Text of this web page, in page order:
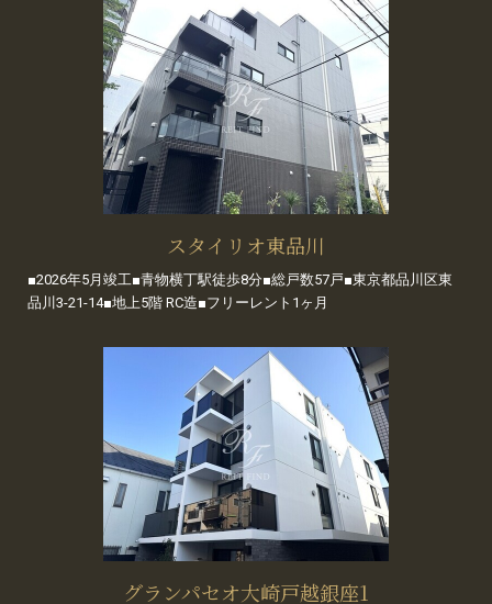
スタイリオ東品川
■2026年5月竣工■青物横丁駅徒歩8分■総戸数57戸■東京都品川区東
品川3-21-14■地上5階 RC造■フリーレント1ヶ月
グランパセオ大崎戸越銀座1